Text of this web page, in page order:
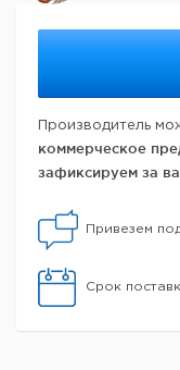
Производитель
коммерческое
зафиксируем за
Привезем
Срок